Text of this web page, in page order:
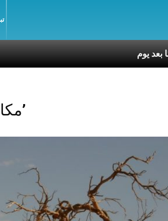
Posts Tagged ‘مكافحة التصحر’